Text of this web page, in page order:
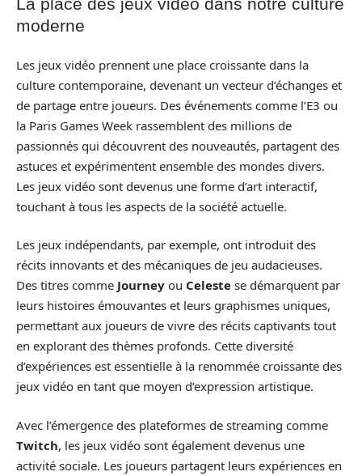
La place des jeux vidéo dans notre culture
moderne
Les jeux vidéo prennent une place croissante dans la
culture contemporaine, devenant un vecteur d’échanges et
de partage entre joueurs. Des événements comme l’E3 ou
la Paris Games Week rassemblent des millions de
passionnés qui découvrent des nouveautés, partagent des
astuces et expérimentent ensemble des mondes divers.
Les jeux vidéo sont devenus une forme d’art interactif,
touchant à tous les aspects de la société actuelle.
Les jeux indépendants, par exemple, ont introduit des
récits innovants et des mécaniques de jeu audacieuses.
Des titres comme Journey ou Celeste se démarquent par
leurs histoires émouvantes et leurs graphismes uniques,
permettant aux joueurs de vivre des récits captivants tout
en explorant des thèmes profonds. Cette diversité
d’expériences est essentielle à la renommée croissante des
jeux vidéo en tant que moyen d’expression artistique.
Avec l’émergence des plateformes de streaming comme
Twitch, les jeux vidéo sont également devenus une
activité sociale. Les joueurs partagent leurs expériences en